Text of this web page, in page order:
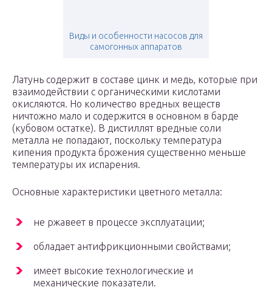
Виды и особенности насосов для
самогонных аппаратов
Латунь содержит в составе цинк и медь, которые при
взаимодействии с органическими кислотами
окисляются. Но количество вредных веществ
ничтожно мало и содержится в основном в барде
(кубовом остатке). В дистиллят вредные соли
металла не попадают, поскольку температура
кипения продукта брожения существенно меньше
температуры их испарения.
Основные характеристики цветного металла:
не ржавеет в процессе эксплуатации;
обладает антифрикционными свойствами;
имеет высокие технологические и
механические показатели.